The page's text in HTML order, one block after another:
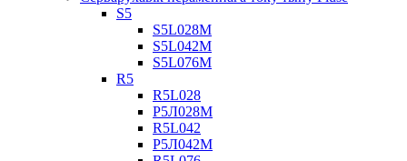
S5
S5L028M
S5L042M
S5L076M
R5
R5L028
Р5Л028М
R5L042
Р5Л042М